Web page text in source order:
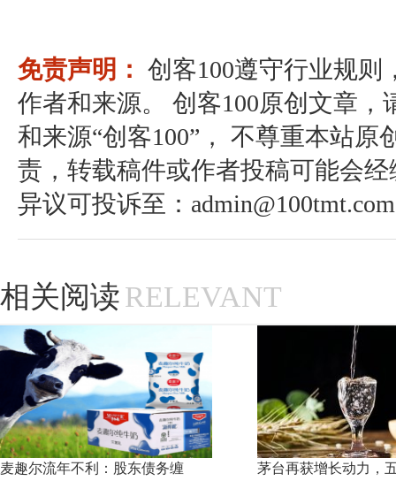
免责声明： 创客100遵守行业规则
作者和来源。 创客100原创文章
和来源“创客100”， 不尊重本站原
责，转载稿件或作者投稿可能会
异议可投诉至：admin@100tmt.com
相关阅读RELEVANT
麦趣尔流年不利：股东债务缠 茅台再获增长动力，